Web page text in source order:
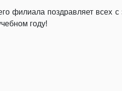
филиала поздравляет всех
году!